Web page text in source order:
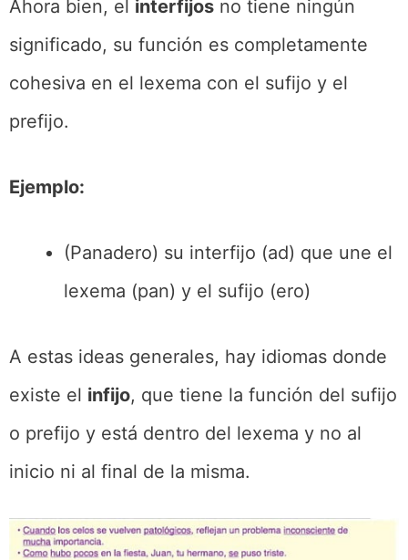
Ahora bien, el interfijos no tiene ningún
significado, su función es completamente
cohesiva en el lexema con el sufijo y el
prefijo.
Ejemplo:
(Panadero) su interfijo (ad) que une el
lexema (pan) y el sufijo (ero)
A estas ideas generales, hay idiomas donde
existe el infijo, que tiene la función del sufijo
o prefijo y está dentro del lexema y no al
inicio ni al final de la misma.